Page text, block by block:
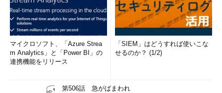
マイクロソフト、「Azure Strea
m Analytics」と「Power BI」の
連携機能をリリース
「SIEM」はどうすれば使いこな
せるのか？ (1/2)
第506話 急がばまわれ